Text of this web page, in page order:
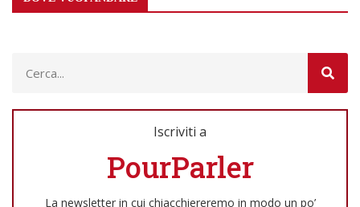
Iscriviti a
PourParler
La newsletter in cui chiacchiereremo in modo un po’